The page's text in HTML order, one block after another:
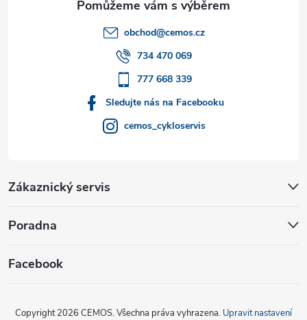
obchod@cemos.cz
734 470 069
777 668 339
Sledujte nás na Facebooku
cemos_cykloservis
Zákaznický servis
Poradna
Facebook
Copyright 2026 CEMOS. Všechna práva vyhrazena. Upravit nastavení